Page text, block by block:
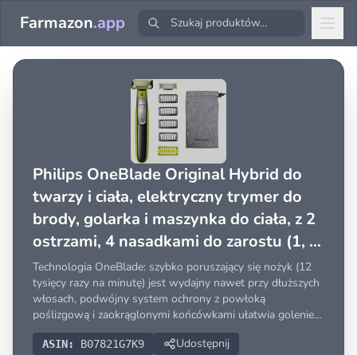
Farmazon.app
Philips OneBlade Original Hybrid do
twarzy i ciała, elektryczny trymer do
brody, golarka i maszynka do ciała, z 2
ostrzami, 4 nasadkami do zarostu (1, 2,
3, 5 mm), 1 zestaw do ciała, model
QP2630/30
Technologia OneBlade: szybko poruszający się nożyk (12
tysięcy razy na minutę) jest wydajny nawet przy dłuższych
włosach, podwójny system ochrony z powłoką
poślizgową i zaokrąglonymi końcówkami ułatwia golenie i
zwiększa wygodę Zaprojektowana do przycinania włosów,
a nie skóry: przytnij do równej długości za pomocą nas
ASIN: B07821G7K9 Udostępnij